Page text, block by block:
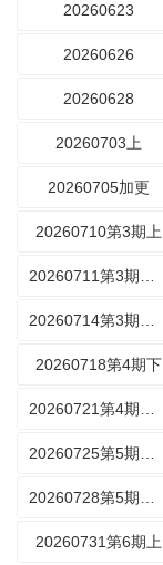
20260623
20260626
20260628
20260703上
20260705加更
20260710第3期上
20260718第4期下
20260731第6期上